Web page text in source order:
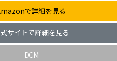
で詳細を見る
サイトで詳細を見る
DCM